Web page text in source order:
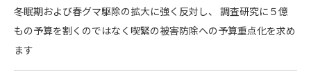
冬眠期および春グマ駆除の拡大に強く反対し、 調査研究に５億
もの予算を割くのではなく喫緊の被害防除への予算重点化を求め
ます